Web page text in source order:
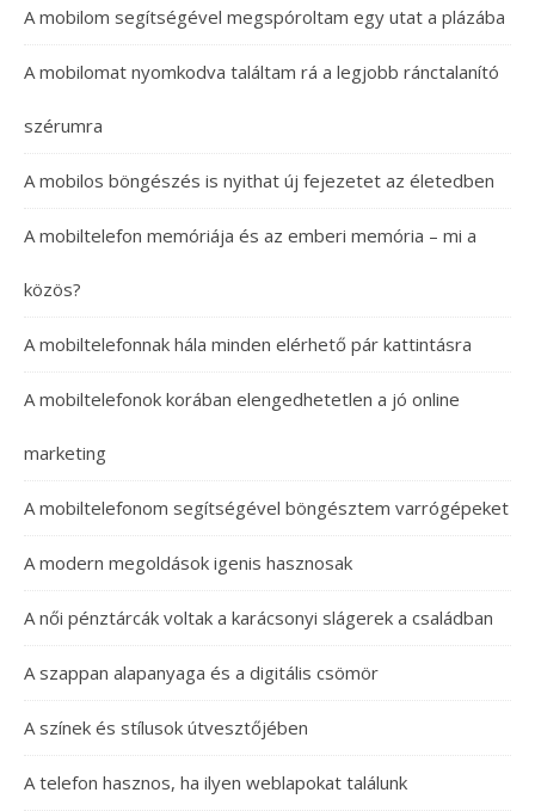
A mobilom segítségével megspóroltam egy utat a plázába
A mobilomat nyomkodva találtam rá a legjobb ránctalanító
szérumra
A mobilos böngészés is nyithat új fejezetet az életedben
A mobiltelefon memóriája és az emberi memória – mi a
közös?
A mobiltelefonnak hála minden elérhető pár kattintásra
A mobiltelefonok korában elengedhetetlen a jó online
marketing
A mobiltelefonom segítségével böngésztem varrógépeket
A modern megoldások igenis hasznosak
A női pénztárcák voltak a karácsonyi slágerek a családban
A szappan alapanyaga és a digitális csömör
A színek és stílusok útvesztőjében
A telefon hasznos, ha ilyen weblapokat találunk